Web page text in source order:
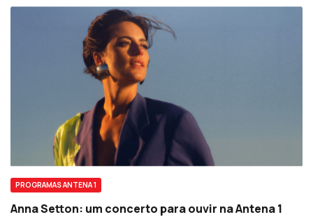
PROGRAMAS ANTENA 1
Anna Setton: um concerto para ouvir na Antena 1